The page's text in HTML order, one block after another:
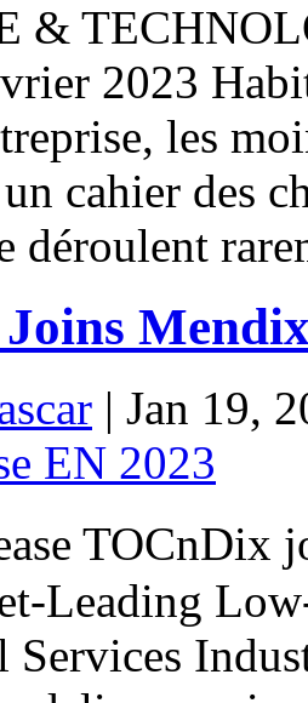
&
2023
les
cahier des
déroulent
| Jan 19,
EN 2023
TOCnDix
Leading
Services